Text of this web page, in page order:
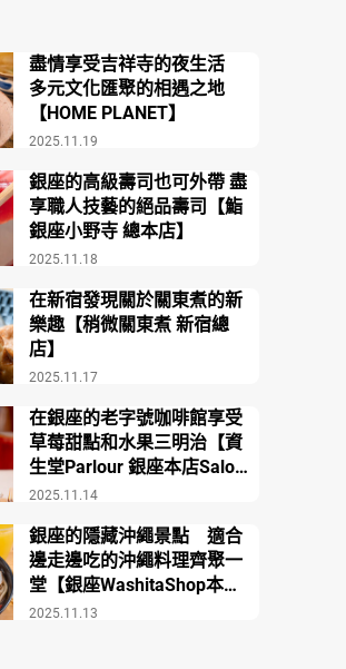
2025.11.19
盡情享受吉祥寺的夜生活
多元文化匯聚的相遇之地
【HOME PLANET】
2025.11.18
銀座的高級壽司也可外帶 盡
享職人技藝的絕品壽司【鮨
銀座小野寺 總本店】
2025.11.17
在新宿發現關於關東煮的新
樂趣【稍微關東煮 新宿總
店】
2025.11.14
在銀座的老字號咖啡館享受
草莓甜點和水果三明治【資
生堂Parlour 銀座本店Salon
de Café】
2025.11.13
銀座的隱藏沖繩景點 適合
邊走邊吃的沖繩料理齊聚一
堂【銀座WashitaShop本
店】